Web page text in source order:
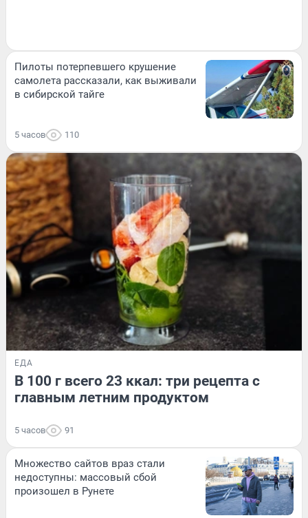
Пилоты потерпевшего крушение
самолета рассказали, как выживали
в сибирской тайге
5 часов 110
ЕДА
В 100 г всего 23 ккал: три рецепта с
главным летним продуктом
5 часов 91
Множество сайтов враз стали
недоступны: массовый сбой
произошел в Рунете